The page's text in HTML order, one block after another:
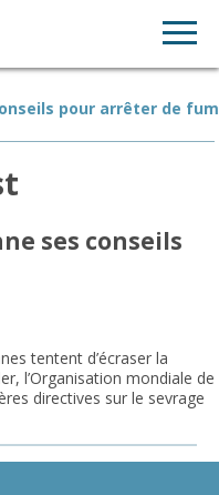
pour arrêter de
ses conseils
tentent d’écraser la
l’Organisation mondiale de
directives sur le sevrage